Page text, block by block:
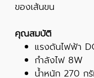
ของเส้นขน
คุณสมบัติ
แรงดันไฟฟ้า
กำลังไฟ 8W
น้ำหนัก 270 ก